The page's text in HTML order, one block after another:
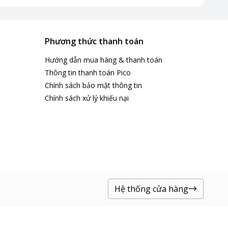
Phương thức thanh toán
Hướng dẫn mua hàng & thanh toán
Thông tin thanh toán Pico
Chính sách bảo mật thông tin
Chính sách xử lý khiếu nại
Hệ thống cửa hàng